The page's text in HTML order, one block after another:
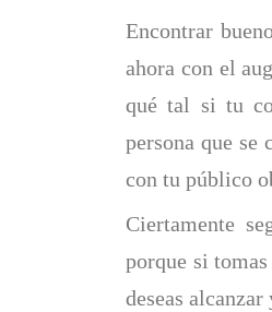
Encontrar
ahora con el
qué tal si tu
persona que se
con tu público
Ciertamente
porque si
deseas